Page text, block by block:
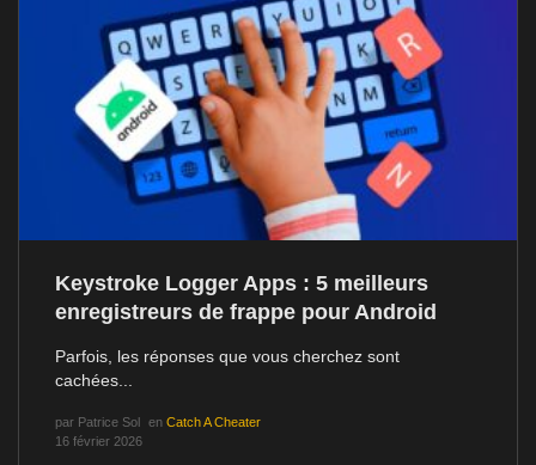
Keystroke Logger Apps : 5 meilleurs
enregistreurs de frappe pour Android
Parfois, les réponses que vous cherchez sont
cachées...
par Patrice Sol en Catch A Cheater
16 février 2026